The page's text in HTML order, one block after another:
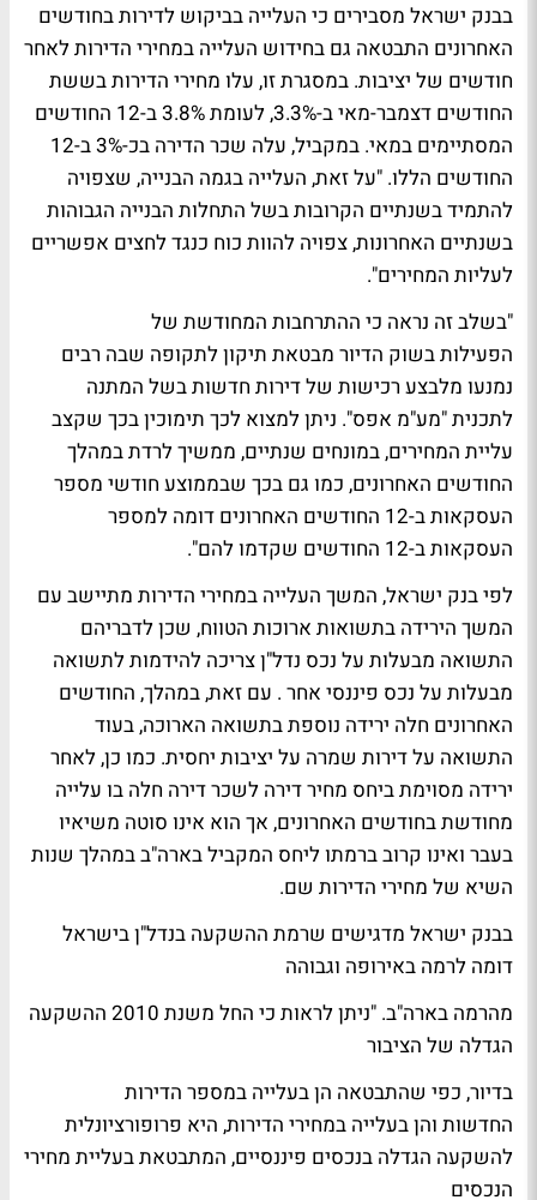
בבנק ישראל מסבירים כי העלייה בביקוש לדירות בחודשים
האחרונים התבטאה גם בחידוש העלייה במחירי הדירות לאחר
חודשים של יציבות. במסגרת זו, עלו מחירי הדירות בששת
החודשים דצמבר-מאי ב-3.3%, לעומת 3.8% ב-12 החודשים
המסתיימים במאי. במקביל, עלה שכר הדירה בכ-3% ב-12
החודשים הללו. "על זאת, העלייה בגמה הבנייה, שצפויה
להתמיד בשנתיים הקרובות בשל התחלות הבנייה הגבוהות
בשנתיים האחרונות, צפויה להוות כוח כנגד לחצים אפשריים
לעליות המחירים".
"בשלב זה נראה כי ההתרחבות המחודשת של
הפעילות בשוק הדיור מבטאת תיקון לתקופה שבה רבים
נמנעו מלבצע רכישות של דירות חדשות בשל המתנה
לתכנית "מע"מ אפס". ניתן למצוא לכך תימוכין בכך שקצב
עליית המחירים, במונחים שנתיים, ממשיך לרדת במהלך
החודשים האחרונים, כמו גם בכך שבממוצע חודשי מספר
העסקאות ב-12 החודשים האחרונים דומה למספר
העסקאות ב-12 החודשים שקדמו להם".
לפי בנק ישראל, המשך העלייה במחירי הדירות מתיישב עם
המשך הירידה בתשואות ארוכות הטווח, שכן לדבריהם
התשואה מבעלות על נכס נדל"ן צריכה להידמות לתשואה
מבעלות על נכס פיננסי אחר . עם זאת, במהלך, החודשים
האחרונים חלה ירידה נוספת בתשואה הארוכה, בעוד
התשואה על דירות שמרה על יציבות יחסית. כמו כן, לאחר
ירידה מסוימת ביחס מחיר דירה לשכר דירה חלה בו עלייה
מחודשת בחודשים האחרונים, אך הוא אינו סוטה משיאיו
בעבר ואינו קרוב ברמתו ליחס המקביל בארה"ב במהלך שנות
השיא של מחירי הדירות שם.
בבנק ישראל מדגישים שרמת ההשקעה בנדל"ן בישראל
דומה לרמה באירופה וגבוהה
מהרמה בארה"ב. "ניתן לראות כי החל משנת 2010 ההשקעה
הגדלה של הציבור
בדיור, כפי שהתבטאה הן בעלייה במספר הדירות
החדשות והן בעלייה במחירי הדירות, היא פרופורציונלית
להשקעה הגדלה בנכסים פיננסיים, המתבטאת בעליית מחירי
הנכסים